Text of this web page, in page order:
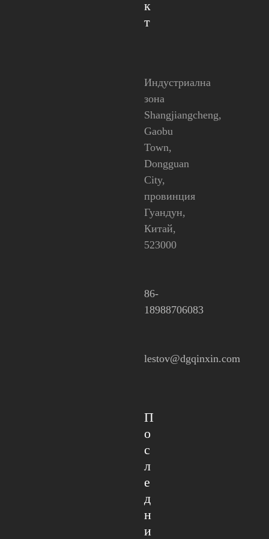
к
т
Индустриална
зона
Shangjiangcheng,
Gaobu
Town,
Dongguan
City,
провинция
Гуандун,
Китай,
523000
86-
18988706083
lestov@dgqinxin.com
П
о
с
л
е
д
н
и